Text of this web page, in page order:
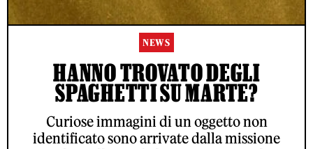
NEWS
HANNO TROVATO DEGLI
SPAGHETTI SU MARTE?
Curiose immagini di un oggetto non
identificato sono arrivate dalla missione